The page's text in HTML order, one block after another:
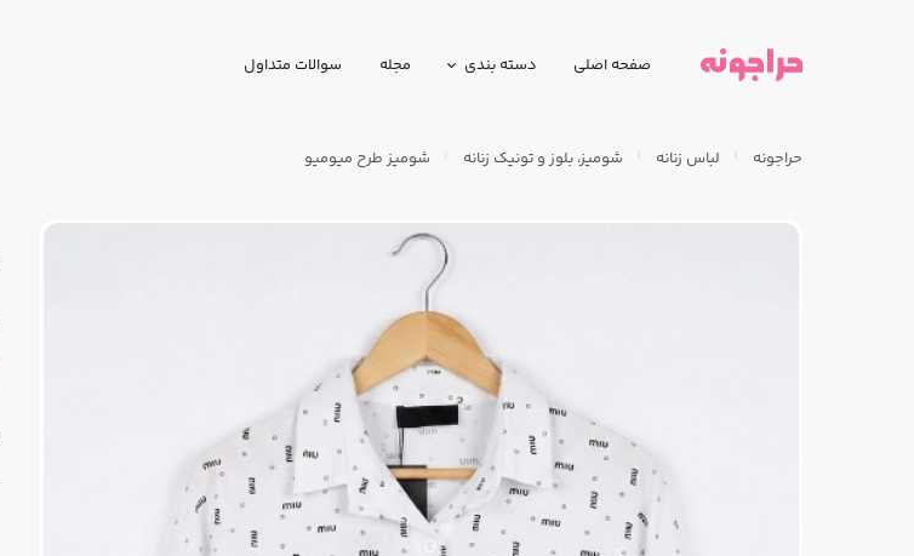
صفحه اصلی دسته بندی مجله سوالات متداول
حراجونه لباس زنانه شومیز، بلوز و تونیک زنانه شومیز طرح میومیو